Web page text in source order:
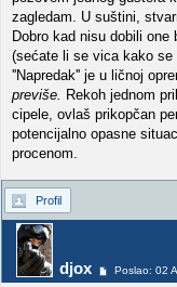
zagledam. U suštini,
Dobro kad nisu dobili
(sećate li se vica kako
''Napredak'' je u ličnoj
previše. Rekoh jednom
cipele, ovlaš prikopčan
potencijalno opasne
procenom.
Profil
djox Poslao: 02